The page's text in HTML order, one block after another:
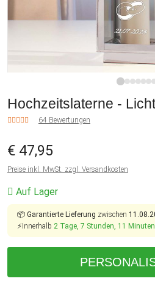
Hochzeitslaterne -
64 Bewertungen
€ 47,95
Preise inkl. MwSt. zzgl. Versandkosten
Auf Lager
📦 Garantierte Lieferung zwischen
⚡Innerhalb 2 Tage, 7 Stunden, 11